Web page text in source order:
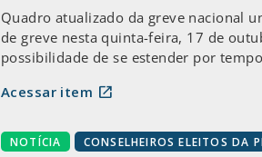
Quadro atualizado da greve nacional
de greve nesta quinta-feira, 17 de
possibilidade de se estender por
Acessar item open_in_new
NOTÍCIA CONSELHEIROS ELEITOS DA